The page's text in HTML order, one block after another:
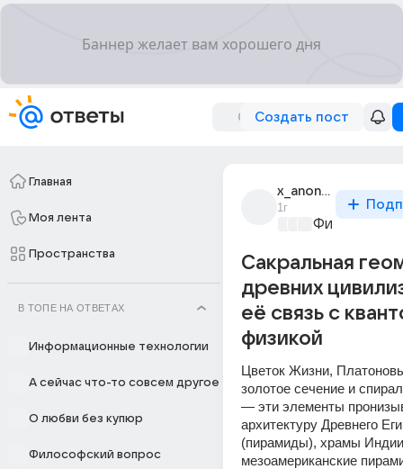
Создать пост
Главная
Моя лента
Пространства
В ТОПЕ НА ОТВЕТАХ
Информационные технологии
А сейчас что-то совсем другое
О любви без купюр
Философский вопрос
x_anonimus_x
1г
Сакральная
древних
её связь с
физикой
Цветок Жизни,
золотое сечение и
— эти элементы
архитектуру Древнего
(пирамиды), храмы
мезоамериканские